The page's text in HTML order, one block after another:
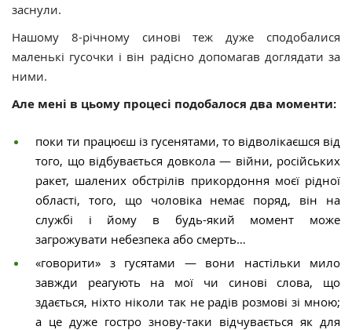
заснули.
Нашому 8-річному синові теж дуже сподобалися
маленькі гусочки і він радісно допомагав доглядати за
ними.
Але мені в цьому процесі подобалося два моменти:
поки ти працюєш із гусенятами, то відволікаєшся від
того, що відбувається довкола — війни, російських
ракет, шалених обстрілів прикордоння моєї рідної
області, того, що чоловіка немає поряд, він на
службі і йому в будь-який момент може
загрожувати небезпека або смерть…
«говорити» з гусятами — вони настільки мило
завжди реагують на мої чи синові слова, що
здається, ніхто ніколи так не радів розмові зі мною;
а це дуже гостро знову-таки відчувається як для